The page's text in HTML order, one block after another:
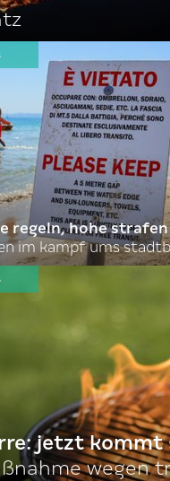
regeln, hohe strafen
im kampf ums
jetzt kommt
wegen